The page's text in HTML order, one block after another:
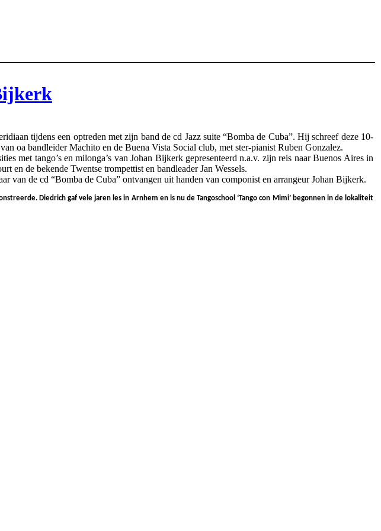
tijdens een optreden met zijn band de cd Jazz suite “Bomba de Cuba”. Hij schreef deze 10-
oa bandleider Machito en de Buena Vista Social club, met ster-pianist Ruben Gonzalez.
met tango’s en milonga’s van Johan Bijkerk gepresenteerd n.a.v. zijn reis naar Buenos Aires in
en de bekende Twentse trompettist en bandleader Jan Wessels.
van de cd “Bomba de Cuba” ontvangen uit handen van componist en arrangeur Johan Bijkerk.
Diedrich gaf vele jaren les in Arnhem en is nu de Tangoschool ‘Tango con Mimi’ begonnen in de lokaliteit